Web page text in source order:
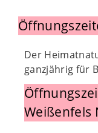
Der
ganzjährig für
Weißenfels